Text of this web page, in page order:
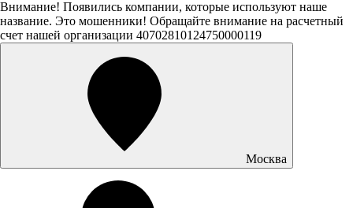
Внимание! Появились компании, которые используют наше
название. Это мошенники! Обращайте внимание на расчетный
счет нашей организации 40702810124750000119
Москва